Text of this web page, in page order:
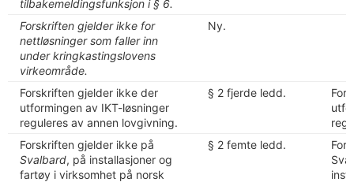
tilbakemeldingsfunksjon i § 6.
Forskriften gjelder ikke for
nettløsninger som faller inn
under kringkastingslovens
virkeområde.
Ny.
Forskriften gjelder ikke der
utformingen av IKT-løsninger
reguleres av annen lovgivning.
§ 2 fjerde ledd.
Forskriften gjelder ikke på
Svalbard, på installasjoner og
fartøy i virksomhet på norsk
§ 2 femte ledd.